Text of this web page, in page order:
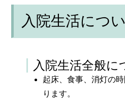
入院生活につ
入院生活全般に
起床、食事、消灯の
ります。